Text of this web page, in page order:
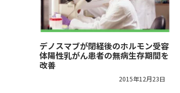
デノスマブが閉経後のホルモン受容
体陽性乳がん患者の無病生存期間を
改善
2015年12月23日